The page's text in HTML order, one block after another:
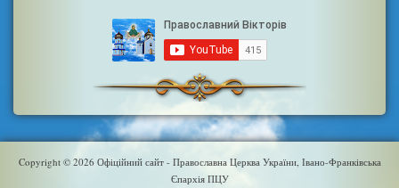
Copyright © 2026 Офіційний сайт - Православна Церква України, Івано-Франківська
Єпархія ПЦУ